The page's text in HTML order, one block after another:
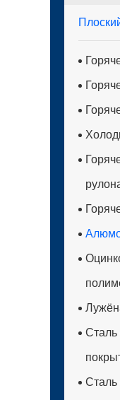
Сталь
Сталь